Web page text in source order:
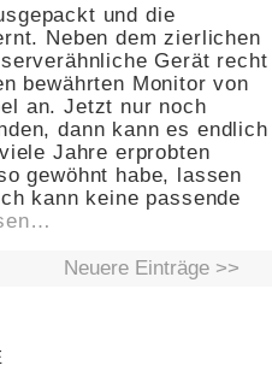
und die
Neben dem zierlichen
Gerät recht
bewährten Monitor von
an. Jetzt nur noch
dann kann es endlich
Jahre erprobten
gewöhnt habe, lassen
kann keine passende
Neuere Einträge >>